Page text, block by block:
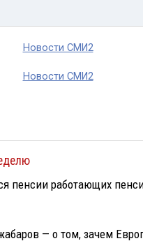
Новости СМИ2
Новости СМИ2
пенсии работающих
— о том, зачем